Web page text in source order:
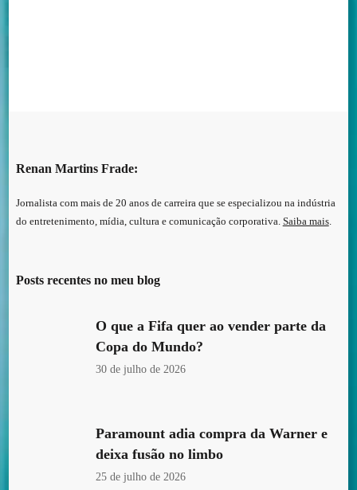
Renan Martins Frade:
Jornalista com mais de 20 anos de carreira que se especializou na indústria
do entretenimento, mídia, cultura e comunicação corporativa. Saiba mais.
Posts recentes no meu blog
O que a Fifa quer ao vender parte da
Copa do Mundo?
30 de julho de 2026
Paramount adia compra da Warner e
deixa fusão no limbo
25 de julho de 2026